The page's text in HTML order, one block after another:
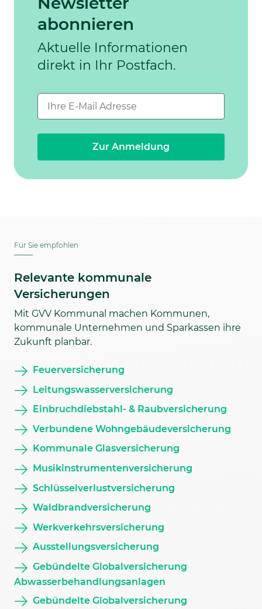
abonnieren
Aktuelle Informationen
direkt in Ihr Postfach.
Zur Anmeldung
Für Sie empfohlen
Relevante kommunale
Versicherungen
Mit GVV Kommunal machen Kommunen,
kommunale Unternehmen und Sparkassen ihre
Zukunft planbar.
Feuerversicherung
Leitungswasserversicherung
Einbruchdiebstahl- & Raubversicherung
Verbundene Wohngebäudeversicherung
Kommunale Glasversicherung
Musikinstrumentenversicherung
Schlüsselverlustversicherung
Waldbrandversicherung
Werkverkehrsversicherung
Ausstellungsversicherung
Gebündelte Globalversicherung
Abwasserbehandlungsanlagen
Gebündelte Globalversicherung